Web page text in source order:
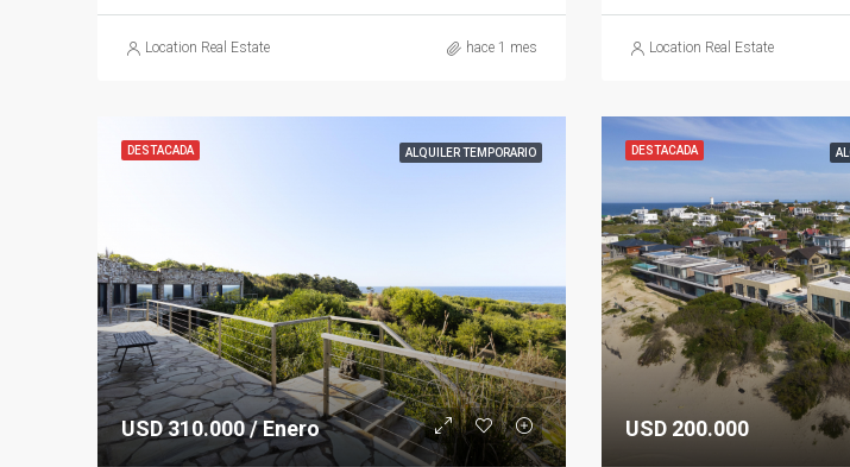
Location Real Estate hace 1 mes Location Real Estate
DESTACADA ALQUILER TEMPORARIO
USD 310.000 / Enero
DESTACADA
USD 200.000